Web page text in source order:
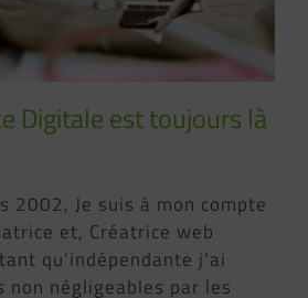
Digitale est toujours là
2002, Je suis à mon compte
et, Créatrice web
qu'indépendante j'ai
négligeables par les